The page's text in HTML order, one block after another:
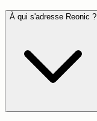
À qui s'adresse Reonic ?